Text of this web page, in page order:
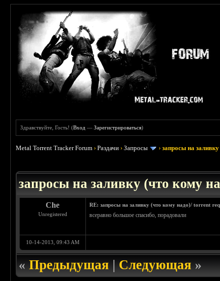
Здравствуйте, Гость! (Вход —Зарегистрироваться)
Metal Torrent Tracker Forum ›Раздачи ›Запросы ›запросы на
запросы на заливку (что кому
Che
Unregistered
RE: запросы на заливку (что кому надо)/ torrent
всеравно большое спасибо, порадовали
10-14-2013, 09:43 AM
«Предыдущая|Следующая»